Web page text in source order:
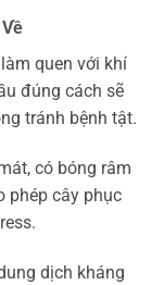
quen với khí
đúng cách sẽ
tránh bệnh tật.
có bóng râm
phép cây phục
dịch kháng